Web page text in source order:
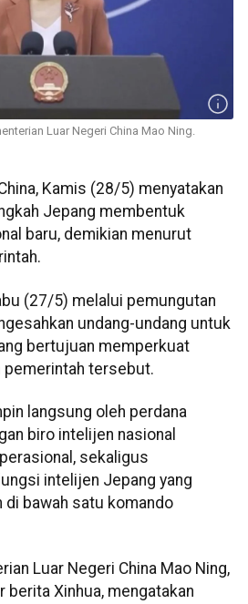
Luar Negeri China Mao Ning.
Kamis (28/5) menyatakan
Jepang membentuk
baru, demikian menurut
(27/5) melalui pemungutan
undang-undang untuk
bertujuan memperkuat
pemerintah tersebut.
langsung oleh perdana
biro intelijen nasional
sekaligus
intelijen Jepang yang
bawah satu komando
Luar Negeri China Mao Ning,
Xinhua, mengatakan